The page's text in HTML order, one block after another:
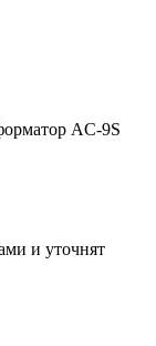
AC-9S
и уточнят